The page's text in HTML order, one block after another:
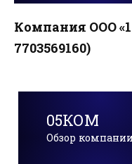
Компания ООО
7703569160)
05КОМ
Обзор компании